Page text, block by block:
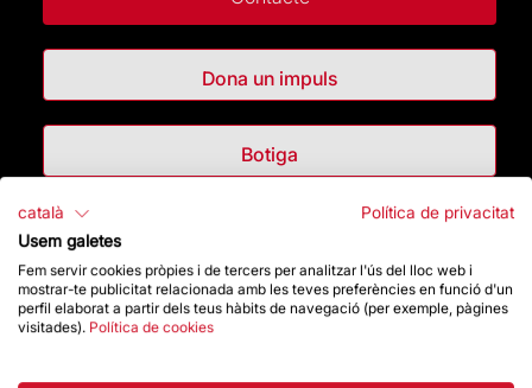
Dona un impuls
Botiga
Destacats
La Fundació
català
Política de privacitat
Usem galetes
Fem servir cookies pròpies i de tercers per analitzar l'ús del lloc web i
mostrar-te publicitat relacionada amb les teves preferències en funció d'un
perfil elaborat a partir dels teus hàbits de navegació (per exemple, pàgines
visitades). Política de cookies